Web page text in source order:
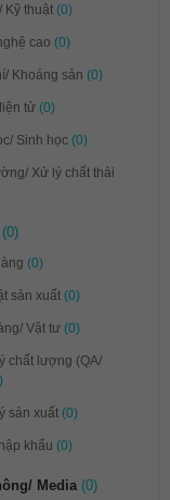
Kỹ thuật (0)
cao (0)
Khoáng sản (0)
tử (0)
Sinh học (0)
Xử lý chất thải
(0)
(0)
sản xuất (0)
Vật tư (0)
chất lượng (QA/
sản xuất (0)
khẩu (0)
Media (0)